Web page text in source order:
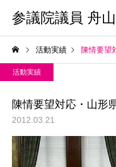
参議院議員 舟
活動実績 陳情要望
活動実績
陳情要望対応・山形
2012.03.21